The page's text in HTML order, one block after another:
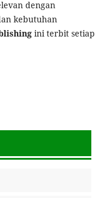
dengan
kebutuhan
ini terbit setiap